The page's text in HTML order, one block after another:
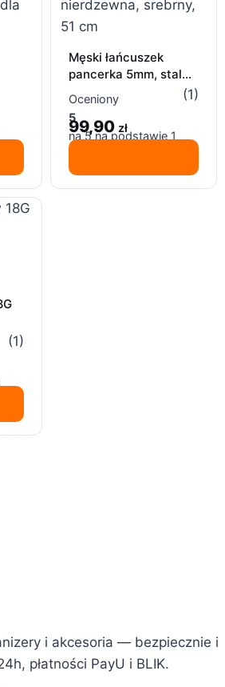
Męski łańcuszek
pancerka 5mm, stal
nierdzewna, srebrny,
51 cm
Oceniony
5
na 5 na podstawie 1
(1)
99,90 zł
(1)
i akcesoria — bezpiecznie i
płatności PayU i BLIK.